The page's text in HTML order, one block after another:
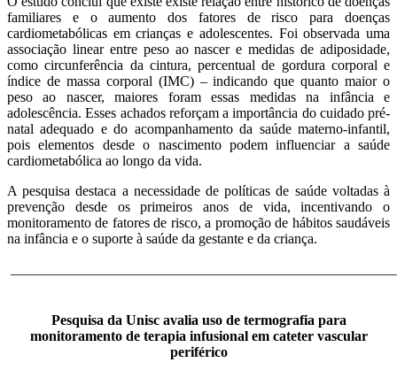
familiares e o aumento dos fatores de risco para doenças
cardiometabólicas em crianças e adolescentes. Foi observada uma
associação linear entre peso ao nascer e medidas de adiposidade,
como circunferência da cintura, percentual de gordura corporal e
índice de massa corporal (IMC) – indicando que quanto maior o
peso ao nascer, maiores foram essas medidas na infância e
adolescência. Esses achados reforçam a importância do cuidado pré-
natal adequado e do acompanhamento da saúde materno-infantil,
pois elementos desde o nascimento podem influenciar a saúde
cardiometabólica ao longo da vida.
A pesquisa destaca a necessidade de políticas de saúde voltadas à
prevenção desde os primeiros anos de vida, incentivando o
monitoramento de fatores de risco, a promoção de hábitos saudáveis
na infância e o suporte à saúde da gestante e da criança.
Pesquisa da Unisc avalia uso de termografia para
monitoramento de terapia infusional em cateter vascular
periférico